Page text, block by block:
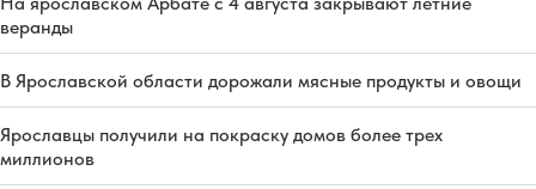
веранды
В Ярославской области дорожали мясные продукты и овощи
Ярославцы получили на покраску домов более трех
миллионов